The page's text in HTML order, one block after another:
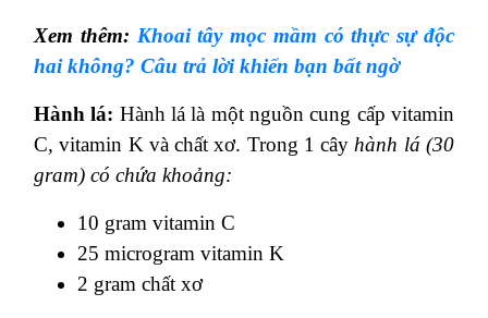
Xem thêm: Khoai tây mọc mầm có thực sự độc
hai không? Câu trả lời khiến bạn bất ngờ
Hành lá: Hành lá là một nguồn cung cấp vitamin
C, vitamin K và chất xơ. Trong 1 cây hành lá (30
gram) có chứa khoảng:
10 gram vitamin C
25 microgram vitamin K
2 gram chất xơ